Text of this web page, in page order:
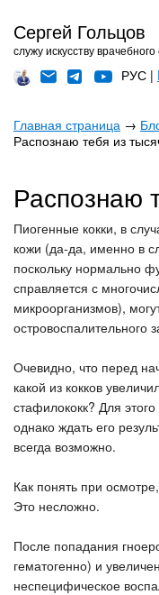
Сергей Гольцов
служу искусству
РУС |
Главная страница →
Распознаю тебя из
Распознаю
Пиогенные кокки, в
кожи (да-да, именно в
поскольку нормально
справляется с
микроорганизмов),
островоспалительного
Очевидно, что перед
какой из кокков
стафилококк? Для
однако ждать его
всегда возможно.
Как понять при
Это несложно.
После попадания
гематогенно) и
неспецифическое